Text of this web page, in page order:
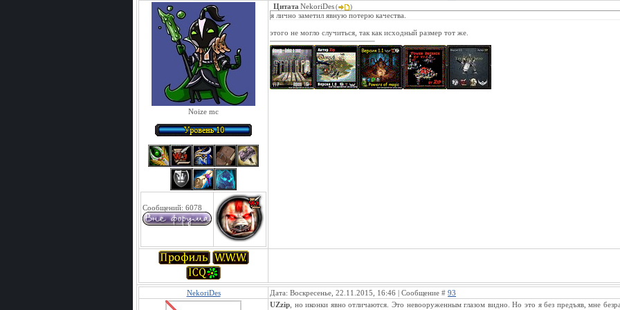
Noize mc
Сообщений: 6078
Цитата NekoriDes ( )
я лично заметил явную потерю качества.
этого не могло случиться, так как исходный размер тот же.
NekoriDes Дата: Воскресенье, 22.11.2015, 16:46 | Сообщение # 93
UZzip , но иконки явно отличаются. Это невооруженным глазом видно. Но это я без предъяв, мне